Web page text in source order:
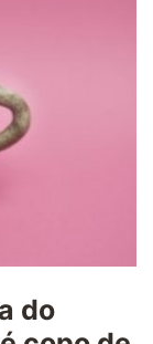
do